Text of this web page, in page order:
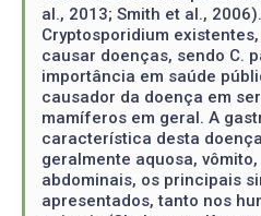
al., 2013; Smith et al.,
Cryptosporidium
causar doenças, sendo C.
importância em saúde
causador da doença em
mamíferos em geral. A
característica desta
geralmente aquosa,
abdominais, os principais
apresentados, tanto nos